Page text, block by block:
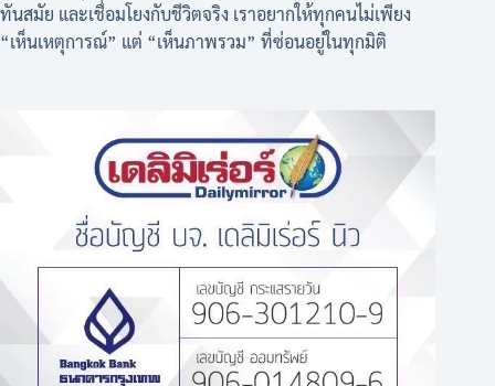
ทันสมัย และเชื่อมโยงกับชีวิตจริง เราอยากให้ทุกคนไม่เพียง
“เห็นเหตุการณ์” แต่ “เห็นภาพรวม” ที่ซ่อนอยู่ในทุกมิติ